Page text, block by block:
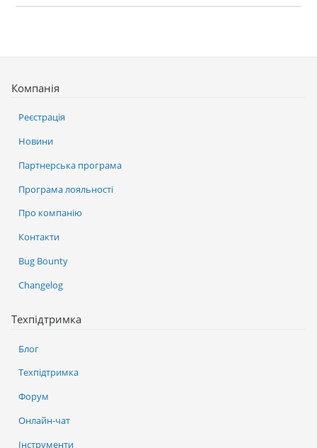
Компанія
Реєстрація
Новини
Партнерська програма
Програма лояльності
Про компанію
Контакти
Bug Bounty
Changelog
Техпідтримка
Блог
Техпідтримка
Форум
Онлайн-чат
Інструменти